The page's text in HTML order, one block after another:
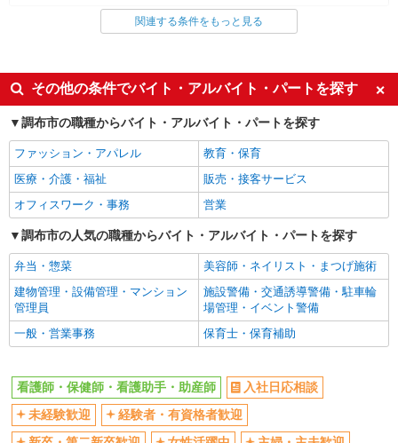
同じ雇用形態から仙川駅の求人を探す
同じ特徴から仙川駅の求人を探す
入社日応相談
未経験歓迎
経験者・有資格者歓迎
新卒・第二新卒歓迎
女性活躍中
主婦・主夫歓迎
フリーター歓迎
学歴不問
ブランクOK
ミドル（40代～）活躍中
エルダー（50代～）活躍中
シニア（60代～）活躍中
高収入・高額
ボーナス・賞与あり
昇給あり
完全週休2日制
フルタイム歓迎
禁煙・分煙
駅直結・駅チカ
車通勤OK
残業少なめ（月20h未満）
交通費支給
社会保険あり
産休・育休取得実績あり
関連する条件をもっと見る
その他の条件でバイト・アルバイト・パートを探す
調布市の職種からバイト・アルバイト・パートを探す
ファッション・アパレル
教育・保育
医療・介護・福祉
販売・接客サービス
オフィスワーク・事務
営業
調布市の人気の職種からバイト・アルバイト・パートを探す
弁当・惣菜
美容師・ネイリスト・まつげ施術
建物管理・設備管理・マンション
管理員
施設警備・交通誘導警備・駐車輪
場管理・イベント警備
一般・営業事務
保育士・保育補助
看護師・保健師・看護助手・助産師
入社日応相談
未経験歓迎
経験者・有資格者歓迎